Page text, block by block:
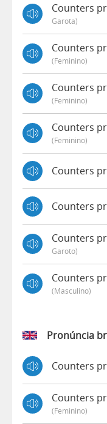
Counters
Garota)
Counters
(feminino)
Counters
(feminino)
Counters
(feminino)
Counters
Counters
Counters
Garoto)
Counters
(masculino)
Pronúncia
Counters
Counters
(feminino)